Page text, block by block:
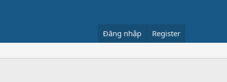
Đăng nhập Register